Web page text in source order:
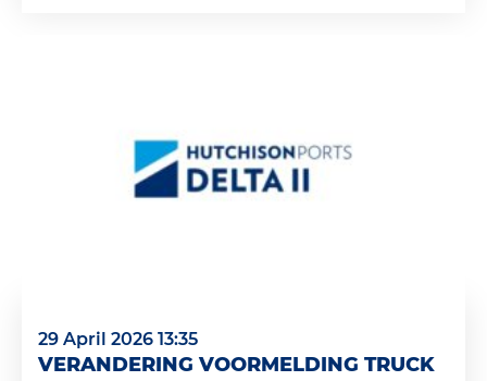
29 April 2026 13:35
VERANDERING VOORMELDING TRUCK